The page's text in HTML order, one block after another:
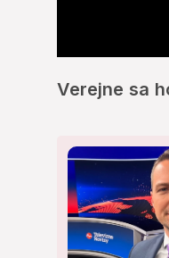
1
0%
Verejne sa